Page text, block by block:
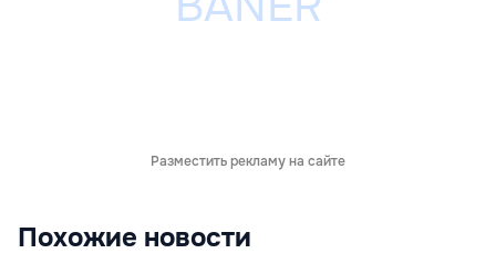
Разместить рекламу на сайте
Похожие новости